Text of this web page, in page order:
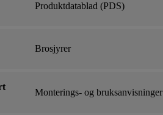
Produktdatablad (PDS)
Brosjyrer
Monterings- og bruksanvisninger